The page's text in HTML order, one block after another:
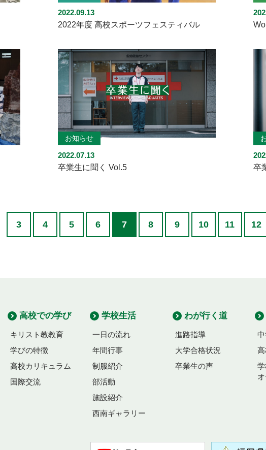
2022.09.13
2022年度 高校スポーツフェスティバル
お知らせ
2022.07.13
卒業生に聞く Vol.5
卒
3 4 5 6 7 8 9 10 11 12
高校での学び
キリスト教教育
学びの特徴
高校カリキュラム
国際交流
学校生活
一日の流れ
年間行事
制服紹介
部活動
施設紹介
西南ギャラリー
わが行く道
進路指導
大学合格状況
卒業生の声
学